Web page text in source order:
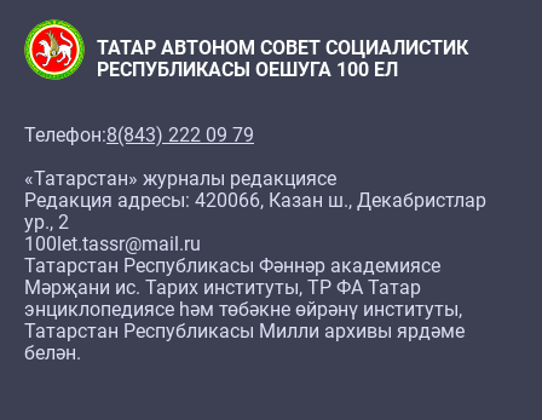
ТАТАР АВТОНОМ СОВЕТ СОЦИАЛИСТИК
РЕСПУБЛИКАСЫ ОЕШУГА 100 ЕЛ
Телефон:8(843) 222 09 79
«Татарстан» журналы редакциясе
Редакция адресы: 420066, Казан ш., Декабристлар
ур., 2
100let.tassr@mail.ru
Татарстан Республикасы Фәннәр академиясе
Мәрҗани ис. Тарих институты, ТР ФА Татар
энциклопедиясе һәм төбәкне өйрәнү институты,
Татарстан Республикасы Милли архивы ярдәме
белән.